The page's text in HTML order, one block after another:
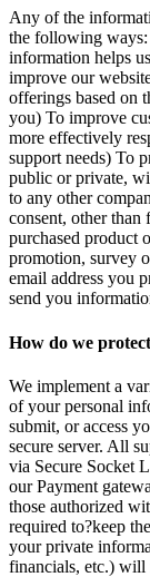
Any of the
the following ways:
information helps
improve our
offerings based on
you) To improve
more effectively
support needs) To
public or private,
to any other
consent, other than
purchased product
promotion, survey
email address you
send you
How do we
We implement a
of your personal
submit, or access
secure server. All
via Secure Socket
our Payment
those authorized
required to?keep
your private
financials, etc.) will